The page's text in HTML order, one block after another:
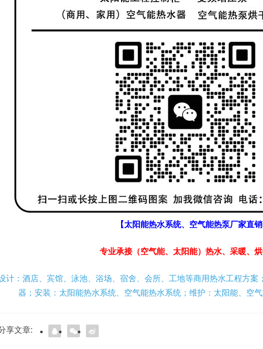
【太阳能热水系统、空气能热泵厂家直销
专业承接（空气能、太阳能）热水、采暖、
计：酒店、宾馆、泳池、浴场、宿舍、会所、工地等商用热水工程方案
器；安装：太阳能热水系统、空气能热水系统；维护：太阳能、空气
享文章: